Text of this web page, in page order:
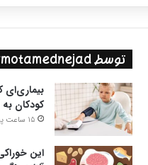
توسط drmotamednejad
کودکان
15 ساعت پیش
این